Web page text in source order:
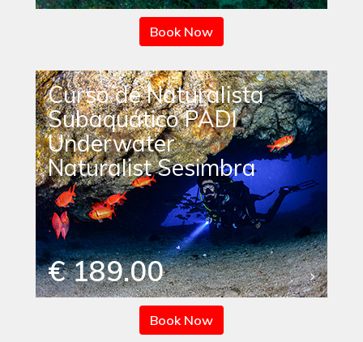
Book Now
Curso de Naturalista
Subaquático PADI
Underwater
Naturalist Sesimbra
€ 189.00
Book Now